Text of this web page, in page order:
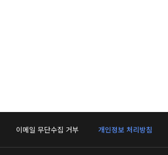
이메일 무단수집 거부 개인정보 처리방침